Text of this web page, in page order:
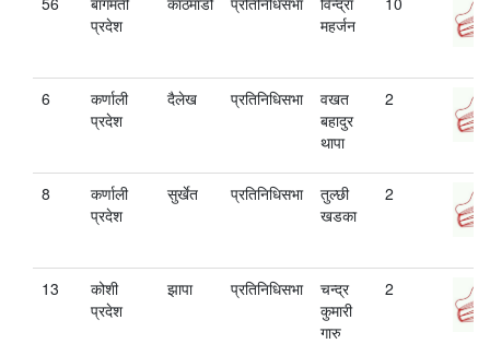
प्रदेश
महर्जन
6
कर्णाली
प्रदेश
दैलेख प्रतिनिधिसभा
वखत
बहादुर
थापा
2
8
कर्णाली
प्रदेश
सुर्खेत प्रतिनिधिसभा
तुल्छी
खडका
2
13
कोशी
प्रदेश
झापा प्रतिनिधिसभा
चन्द्र
कुमारी
गारु
2